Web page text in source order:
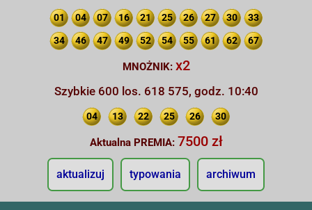
01 04 07 16 21 25 26 27 30 33
34 46 47 49 52 54 55 61 62 67
MNOŻNIK: x2
Szybkie 600 los. 618 575, godz. 10:40
04 13 22 25 26 30
Aktualna PREMIA: 7500 zł
aktualizuj typowania archiwum